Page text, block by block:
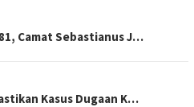
Camat Sebastianus J…
Kasus Dugaan K…